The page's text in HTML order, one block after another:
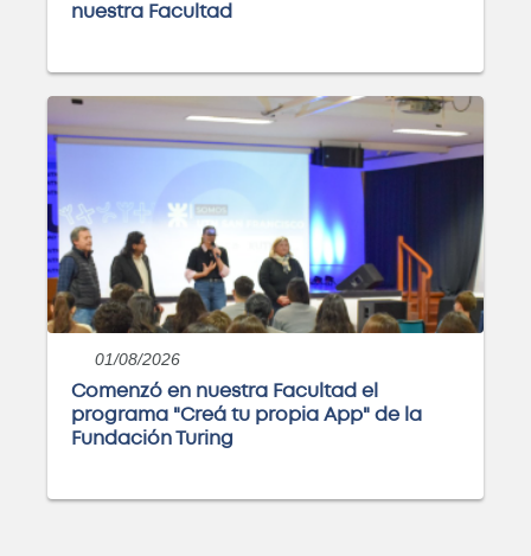
nuestra Facultad
01/08/2026
Comenzó en nuestra Facultad el
programa "Creá tu propia App" de la
Fundación Turing